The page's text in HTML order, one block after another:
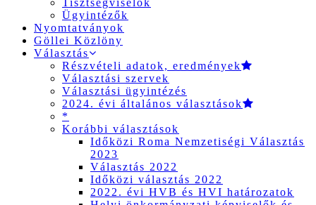
Tisztségviselők
Ügyintézők
Nyomtatványok
Göllei Közlöny
Választás
Részvételi adatok, eredmények
Választási szervek
Választási ügyintézés
2024. évi általános választások
*
Korábbi választások
Időközi Roma Nemzetiségi Választás
2023
Választás 2022
Időközi választás 2022
2022. évi HVB és HVI határozatok